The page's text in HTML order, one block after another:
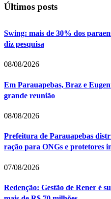
Últimos posts
Swing: mais de 30% dos
diz pesquisa
08/08/2026
Em Parauapebas, Braz e
grande reunião
08/08/2026
Prefeitura de Parauapebas
ração para ONGs e protetores
07/08/2026
Redenção: Gestão de Rener é